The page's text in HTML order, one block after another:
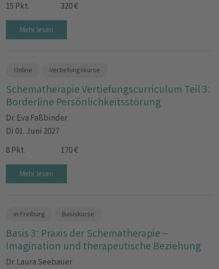
15 Pkt.
320 €
Mehr lesen
Online Vertiefungskurse
Schematherapie Vertiefungscurriculum Teil 3:
Borderline Persönlichkeitsstörung
Dr. Eva Faßbinder
Di 01. Juni 2027
8 Pkt.
170 €
Mehr lesen
in Freiburg Basiskurse
Basis 3: Praxis der Schematherapie –
Imagination und therapeutische Beziehung
Dr. Laura Seebauer